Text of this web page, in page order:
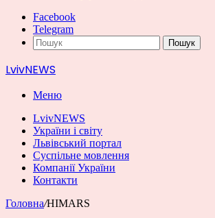
Facebook
Telegram
Пошук
LvivNEWS
Меню
LvivNEWS
України і світу
Львівський портал
Суспільне мовлення
Компанії України
Контакти
Головна/HIMARS